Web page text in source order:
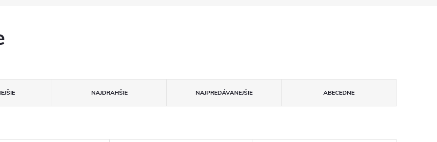
NAJDRAHŠIE NAJPREDÁVANEJŠIE ABECEDNE